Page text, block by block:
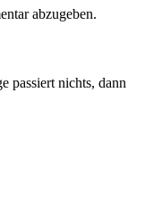
abzugeben.
passiert nichts, dann